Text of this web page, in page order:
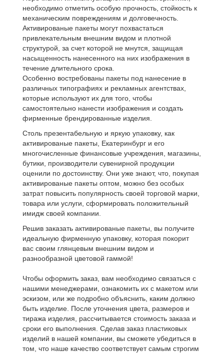
необходимо отметить особую прочность, стойкость к
механическим повреждениям и долговечность.
Активированые пакеты могут похвастаться
привлекательным внешним видом и плотной
структурой, за счет которой не мнутся, защищая
насыщенность нанесенного на них изображения в
течение длительного срока.
Особенно востребованы пакеты под нанесение в
различных типографиях и рекламных агентствах,
которые используют их для того, чтобы
самостоятельно нанести изображения и создать
фирменные брендированные изделия.
Столь презентабельную и яркую упаковку, как
активированые пакеты, Екатеринбург и его
многочисленные финансовые учреждения, магазины,
бутики, производители сувенирной продукции
оценили по достоинству. Они уже знают, что, покупая
активированые пакеты оптом, можно без особых
затрат повысить популярность своей торговой марки,
товара или услуги, сформировать положительный
имидж своей компании.
Решив заказать активированые пакеты, вы получите
идеальную фирменную упаковку, которая покорит
вас своим глянцевым внешним видом и
разнообразной цветовой гаммой!
Чтобы оформить заказ, вам необходимо связаться с
нашими менеджерами, ознакомить их с макетом или
эскизом, или же подробно объяснить, каким должно
быть изделие. После уточнения цвета, размеров и
тиража изделия, рассчитывается стоимость заказа и
сроки его выполнения. Сделав заказ пластиковых
изделий в нашей компании, вы сможете убедиться в
том, что наше качество соответствует самым строгим